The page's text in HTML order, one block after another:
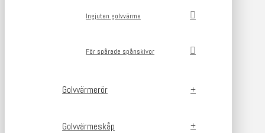
Ingjuten golvvärme
För spårade spånskivor
Golvvärmerör
Golvvärmeskåp